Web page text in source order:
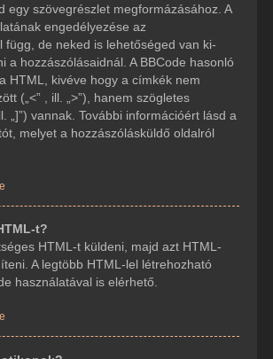
egy szövegrészlet megformázásához. A
engedélyezése az
függ, de neked is lehetőséged van ki-
a hozzászólásaidnál. A BBCode hasonló
HTML, kivéve hogy a címkék nem
(„<” , ill. „>”), hanem szögletes
„]”) vannak. További információért lásd a
melyet a hozzászólásküldő oldalról
t?
HTML-t küldeni, majd azt HTML-
A legtöbb HTML-lel létrehozható
használatával is elérhető.